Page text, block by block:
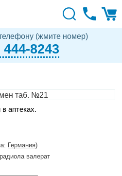
(жмите номер)
444-8243
аптеках.
Германия)
валерат